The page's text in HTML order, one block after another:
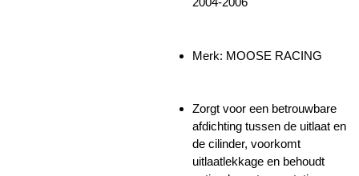
Merk: MOOSE RACING
Zorgt voor een betrouwbare
afdichting tussen de uitlaat en
de cilinder, voorkomt
uitlaatlekkage en behoudt